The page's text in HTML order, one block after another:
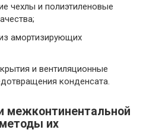
чехлы и полиэтиленовые
амортизирующих
и вентиляционные
конденсата.
межконтинентальной
их